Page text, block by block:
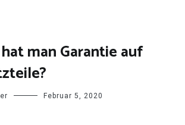
man Garantie auf
Februar 5, 2020